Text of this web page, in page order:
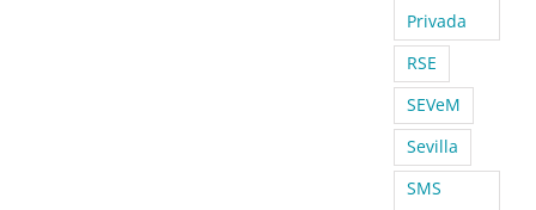
Privada
RSE
SEVeM
Sevilla
SMS